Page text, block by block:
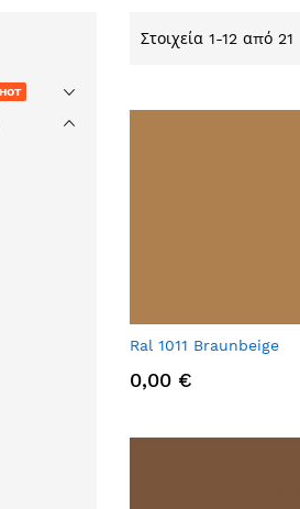
Στοιχεία 1-12 από 21
Ral 1011 Braunbeige
0,00 €
HOT